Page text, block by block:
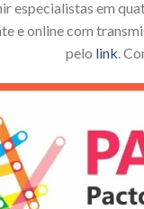
especialistas em
e online com
pelo link .